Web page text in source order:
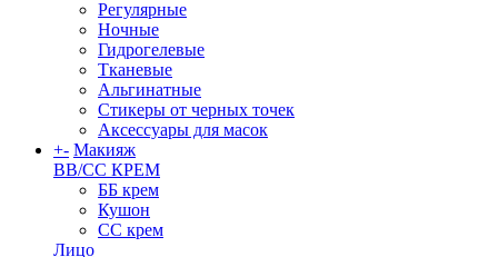
Регулярные
Ночные
Гидрогелевые
Тканевые
Альгинатные
Стикеры от черных точек
Аксессуары для масок
+- Макияж
BB/CC КРЕМ
ББ крем
Кушон
СС крем
Лицо